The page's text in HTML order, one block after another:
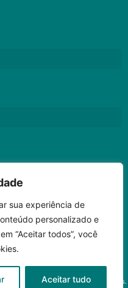
sua experiência de
personalizado e
“Aceitar todos”, você
Aceitar tudo
Todos os direitos reservados.